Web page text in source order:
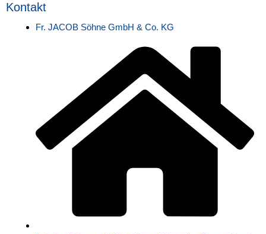
Kontakt
Fr. JACOB Söhne GmbH & Co. KG